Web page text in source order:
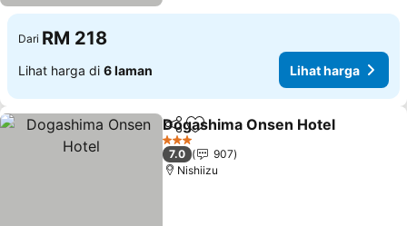
Dari RM 218
Lihat harga di 6 laman Lihat harga
KongsiTambah ke favorit
Dogashima Onsen Hotel
3 Bintang
7.0
907
Nishiizu